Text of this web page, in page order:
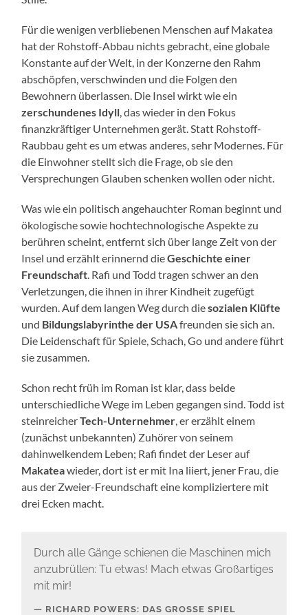
Für die wenigen verbliebenen Menschen auf Makatea
hat der Rohstoff-Abbau nichts gebracht, eine globale
Konstante auf der Welt, in der Konzerne den Rahm
abschöpfen, verschwinden und die Folgen den
Bewohnern überlassen. Die Insel wirkt wie ein
zerschundenes Idyll, das wieder in den Fokus
finanzkräftiger Unternehmen gerät. Statt Rohstoff-
Raubbau geht es um etwas anderes, sehr Modernes. Für
die Einwohner stellt sich die Frage, ob sie den
Versprechungen Glauben schenken wollen oder nicht.
Was wie ein politisch angehauchter Roman beginnt und
ökologische sowie hochtechnologische Aspekte zu
berühren scheint, entfernt sich über lange Zeit von der
Insel und erzählt erinnernd dieGeschichte einer
Freundschaft. Rafi und Todd tragen schwer an den
Verletzungen, die ihnen in ihrer Kindheit zugefügt
wurden. Auf dem langen Weg durch diesozialen Klüfte
und Bildungslabyrinthe der USAfreunden sie sich an.
Die Leidenschaft für Spiele, Schach, Go und andere führt
sie zusammen.
Schon recht früh im Roman ist klar, dass beide
unterschiedliche Wege im Leben gegangen sind. Todd ist
steinreicherTech-Unternehmer, er erzählt einem
(zunächst unbekannten) Zuhörer von seinem
dahinwelkendem Leben; Rafi findet der Leser auf
Makateawieder, dort ist er mit Ina liiert, jener Frau, die
aus der Zweier-Freundschaft eine kompliziertere mit
drei Ecken macht.
Durch alle Gänge schienen die Maschinen mich
anzubrüllen: Tu etwas! Mach etwas Großartiges
mit mir!
RICHARD POWERS: DAS GROSSE SPIEL